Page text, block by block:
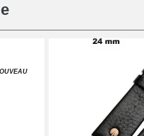
(pince trou)